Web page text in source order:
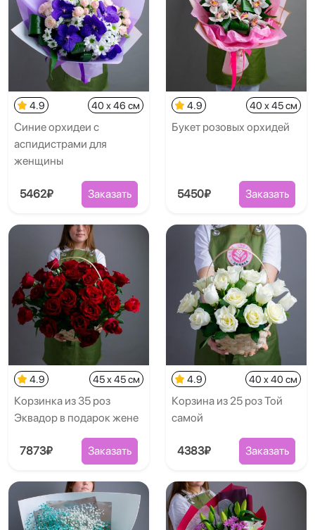
4.9 40 x 46 см
Синие орхидеи с
аспидистрами для
женщины
5462₽ Заказать
4.9 40 x 45 см
Букет розовых орхидей
5450₽ Заказать
4.9 45 x 45 см
Корзинка из 35 роз
Эквадор в подарок жене
7873₽ Заказать
4.9 40 x 40 см
Корзина из 25 роз Той
самой
4383₽ Заказать